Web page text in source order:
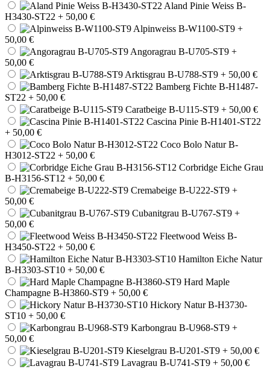
Aland Pinie Weiss B-
H3430-ST22 + 50,00 €
Alpinweiss B-W1100-ST9 +
50,00 €
Angoragrau B-U705-ST9 +
50,00 €
Arktisgrau B-U788-ST9 + 50,00 €
Bamberg Fichte B-H1487-
ST22 + 50,00 €
Caratbeige B-U115-ST9 + 50,00 €
Cascina Pinie B-H1401-ST22
+ 50,00 €
Coco Bolo Natur B-
H3012-ST22 + 50,00 €
Corbridge Eiche Grau
B-H3156-ST12 + 50,00 €
Cremabeige B-U222-ST9 +
50,00 €
Cubanitgrau B-U767-ST9 +
50,00 €
Fleetwood Weiss B-
H3450-ST22 + 50,00 €
Hamilton Eiche Natur
B-H3303-ST10 + 50,00 €
Hard Maple
Champagne B-H3860-ST9 + 50,00 €
Hickory Natur B-H3730-
ST10 + 50,00 €
Karbongrau B-U968-ST9 +
50,00 €
Kieselgrau B-U201-ST9 + 50,00 €
Lavagrau B-U741-ST9 + 50,00 €